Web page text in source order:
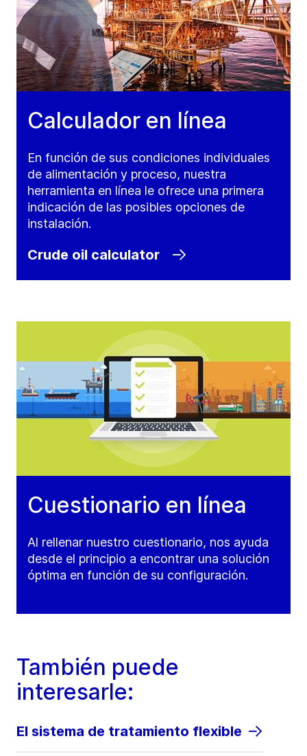
Calculador en línea
En función de sus condiciones individuales
de alimentación y proceso, nuestra
herramienta en línea le ofrece una primera
indicación de las posibles opciones de
instalación.
Crude oil calculator
Cuestionario en línea
Al rellenar nuestro cuestionario, nos ayuda
desde el principio a encontrar una solución
óptima en función de su configuración.
También puede
interesarle:
El sistema de tratamiento flexible